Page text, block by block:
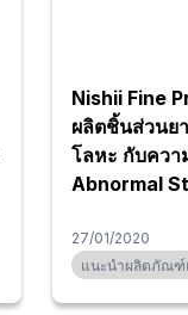
Nishii Fine
ผลิตชิ้นส่วนย
โลหะ กับคว
Abnormal
27/01/2020
แนะนำผลิตภัณฑ์